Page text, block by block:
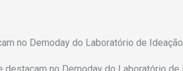
no Demoday do Laboratório de Ideação